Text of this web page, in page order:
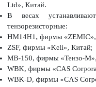
Ltd», Китай.
В весах
тензорезисторные:
НМ14Н1, фирмы
ZSF, фирмы «Keli», Китай;
МВ-150, фирмы «Тензо-М»,
WBK, фирмы «CAS
WBK-D, фирмы «CAS